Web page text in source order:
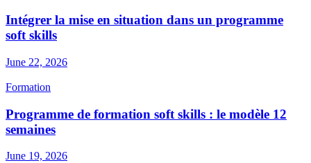
Intégrer la mise en situation dans un programme
soft skills
June 22, 2026
Formation
Programme de formation soft skills : le modèle 12
semaines
June 19, 2026